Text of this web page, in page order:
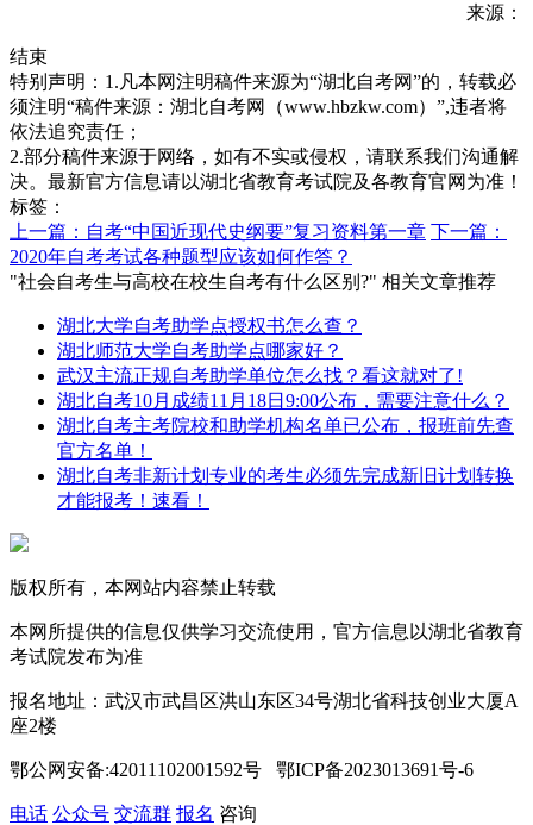
来源：
结束
特别声明：1.凡本网注明稿件来源为“湖北自考网”的，转载必
须注明“稿件来源：湖北自考网（www.hbzkw.com）”,违者将
依法追究责任；
2.部分稿件来源于网络，如有不实或侵权，请联系我们沟通解
决。最新官方信息请以湖北省教育考试院及各教育官网为准！
标签：
上一篇：自考“中国近现代史纲要”复习资料第一章 下一篇：
2020年自考考试各种题型应该如何作答？
"社会自考生与高校在校生自考有什么区别?" 相关文章推荐
湖北大学自考助学点授权书怎么查？
湖北师范大学自考助学点哪家好？
武汉主流正规自考助学单位怎么找？看这就对了!
湖北自考10月成绩11月18日9:00公布，需要注意什么？
湖北自考主考院校和助学机构名单已公布，报班前先查
官方名单！
湖北自考非新计划专业的考生必须先完成新旧计划转换
才能报考！速看！
版权所有，本网站内容禁止转载
本网所提供的信息仅供学习交流使用，官方信息以湖北省教育
考试院发布为准
报名地址：武汉市武昌区洪山东区34号湖北省科技创业大厦A
座2楼
鄂公网安备:42011102001592号 鄂ICP备2023013691号-6
电话 公众号 交流群 报名 咨询